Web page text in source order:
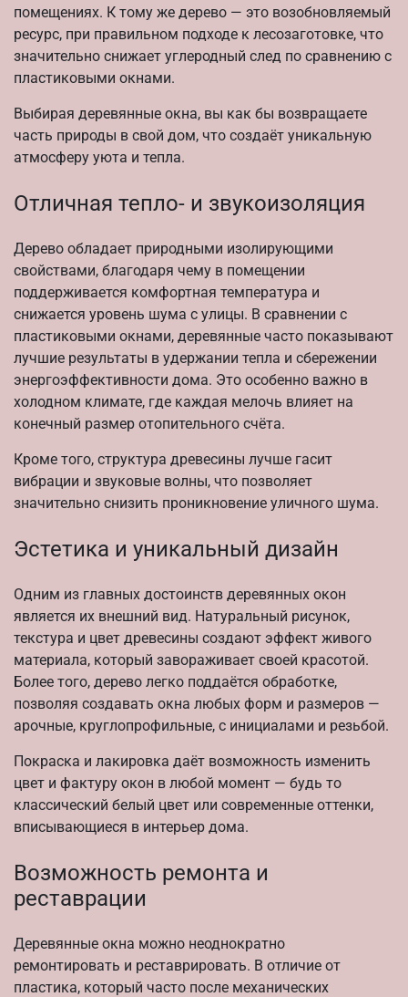
помещениях. К тому же дерево — это возобновляемый
ресурс, при правильном подходе к лесозаготовке, что
значительно снижает углеродный след по сравнению с
пластиковыми окнами.
Выбирая деревянные окна, вы как бы возвращаете
часть природы в свой дом, что создаёт уникальную
атмосферу уюта и тепла.
Отличная тепло- и звукоизоляция
Дерево обладает природными изолирующими
свойствами, благодаря чему в помещении
поддерживается комфортная температура и
снижается уровень шума с улицы. В сравнении с
пластиковыми окнами, деревянные часто показывают
лучшие результаты в удержании тепла и сбережении
энергоэффективности дома. Это особенно важно в
холодном климате, где каждая мелочь влияет на
конечный размер отопительного счёта.
Кроме того, структура древесины лучше гасит
вибрации и звуковые волны, что позволяет
значительно снизить проникновение уличного шума.
Эстетика и уникальный дизайн
Одним из главных достоинств деревянных окон
является их внешний вид. Натуральный рисунок,
текстура и цвет древесины создают эффект живого
материала, который завораживает своей красотой.
Более того, дерево легко поддаётся обработке,
позволяя создавать окна любых форм и размеров —
арочные, круглопрофильные, с инициалами и резьбой.
Покраска и лакировка даёт возможность изменить
цвет и фактуру окон в любой момент — будь то
классический белый цвет или современные оттенки,
вписывающиеся в интерьер дома.
Возможность ремонта и
реставрации
Деревянные окна можно неоднократно
ремонтировать и реставрировать. В отличие от
пластика, который часто после механических